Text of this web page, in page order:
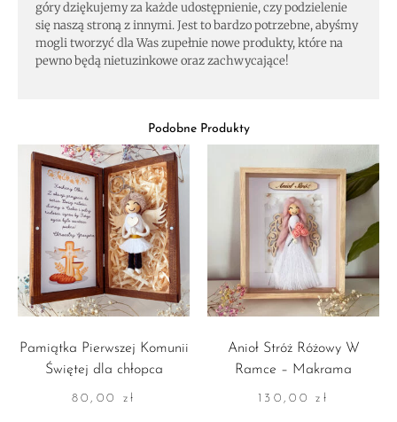
góry dziękujemy za każde udostępnienie, czy podzielenie
się naszą stroną z innymi. Jest to bardzo potrzebne, abyśmy
mogli tworzyć dla Was zupełnie nowe produkty, które na
pewno będą nietuzinkowe oraz zachwycające!
Podobne Produkty
Pamiątka Pierwszej Komunii
Świętej dla chłopca
80,00 zł
Anioł Stróż Różowy W
Ramce – Makrama
130,00zł